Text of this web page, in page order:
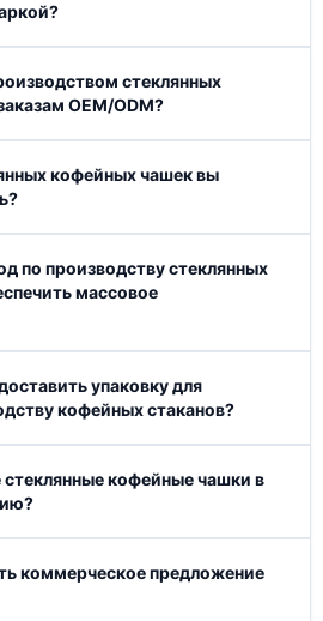
стеклянных
OEM/ODM?
кофейных чашек вы
по производству стеклянных
массовое
упаковку для
кофейных стаканов?
кофейные чашки в
коммерческое предложение